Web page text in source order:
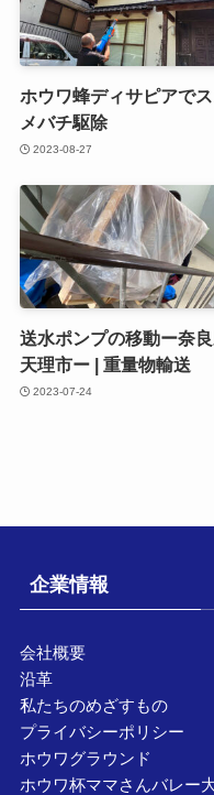
ホウワ蜂ディサピアで
メバチ駆除
2023-08-27
送水ポンプの移動ー奈
天理市ー | 重量物輸送
2023-07-24
企業情報
会社概要
沿革
私たちのめざすもの
プライバシーポリシー
ホウワグラウンド
ホウワ杯ママさんバレー